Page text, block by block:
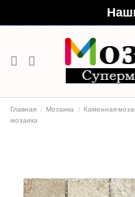
Главная Мозаика Каменная
мозаика